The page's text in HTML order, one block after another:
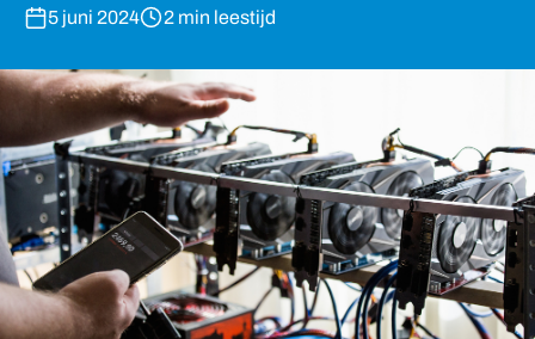
5 juni 2024 2 min leestijd